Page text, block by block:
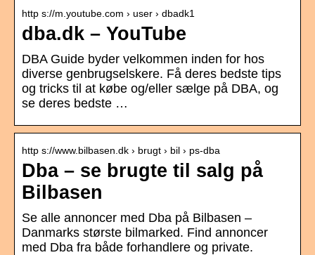
http s://m.youtube.com › user › dbadk1
dba.dk – YouTube
DBA Guide byder velkommen inden for hos
diverse genbrugselskere. Få deres bedste tips
og tricks til at købe og/eller sælge på DBA, og
se deres bedste …
http s://www.bilbasen.dk › brugt › bil › ps-dba
Dba – se brugte til salg på
Bilbasen
Se alle annoncer med Dba på Bilbasen –
Danmarks største bilmarked. Find annoncer
med Dba fra både forhandlere og private.